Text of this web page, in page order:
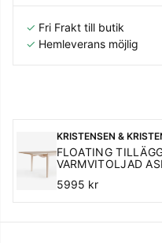
✓ Fri Frakt till butik
✓ Hemleverans möjlig
KRISTENSEN &
FLOATING
VARMVITOLJAD
5995 kr